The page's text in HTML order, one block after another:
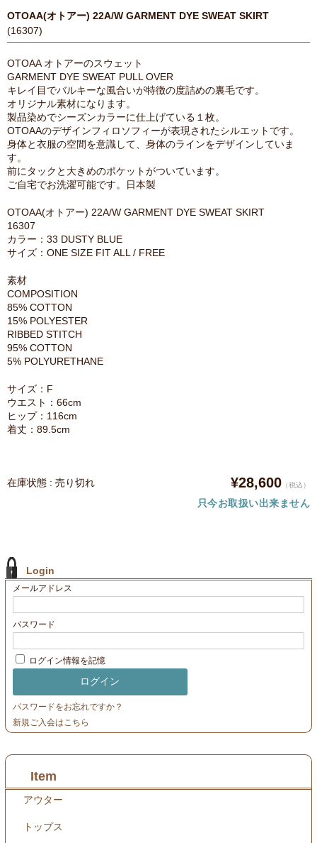
OTOAA(オトアー) 22A/W GARMENT DYE SWEAT SKIRT
(16307)
OTOAA オトアーのスウェット
GARMENT DYE SWEAT PULL OVER
キレイ目でバルキーな風合いが特徴の度詰めの裏毛です。
オリジナル素材になります。
製品染めでシーズンカラーに仕上げている１枚。
OTOAAのデザインフィロソフィーが表現されたシルエットです。
身体と衣服の空間を意識して、身体のラインをデザインしていま
す。
前にタックと大きめのポケットがついています。
ご自宅でお洗濯可能です。日本製
OTOAA(オトアー) 22A/W GARMENT DYE SWEAT SKIRT
16307
カラー：33 DUSTY BLUE
サイズ：ONE SIZE FIT ALL / FREE
素材
COMPOSITION
85% COTTON
15% POLYESTER
RIBBED STITCH
95% COTTON
5% POLYURETHANE
サイズ：F
ウエスト：66cm
ヒップ：116cm
着丈：89.5cm
在庫状態 : 売り切れ ¥28,600 （税込）
只今お取扱い出来ません
Login
メールアドレス
パスワード
ログイン情報を記憶
パスワードをお忘れですか？
新規ご入会はこちら
Item
アウター
トップス